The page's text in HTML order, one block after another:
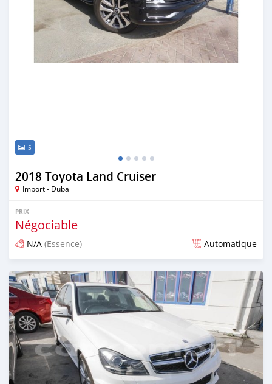
5
2018 Toyota Land Cruiser
Import - Dubai
PRIX
Négociable
N/A (Essence) Automatique
Publié il y a environ 7 ans